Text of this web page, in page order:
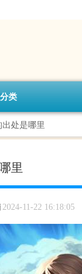
类
出处是哪里
里
2024-11-22 16:18:05